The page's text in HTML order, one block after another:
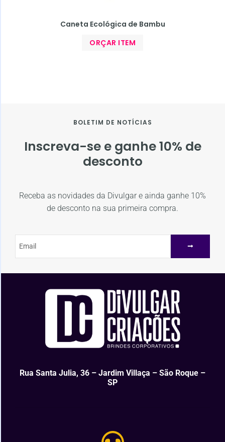
Caneta Ecológica de Bambu
ORÇAR ITEM
BOLETIM DE NOTÍCIAS
Inscreva-se e ganhe 10% de
desconto
Receba as novidades da Divulgar e ainda ganhe 10%
de desconto na sua primeira compra.
Rua Santa Julia, 36 – Jardim Villaça – São Roque –
SP